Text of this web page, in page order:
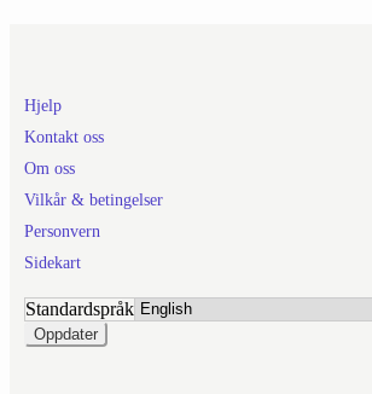
Hjelp
Kontakt oss
Om oss
Vilkår & betingelser
Personvern
Sidekart
Standardspråk